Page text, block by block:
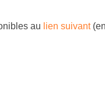
au lien suivant